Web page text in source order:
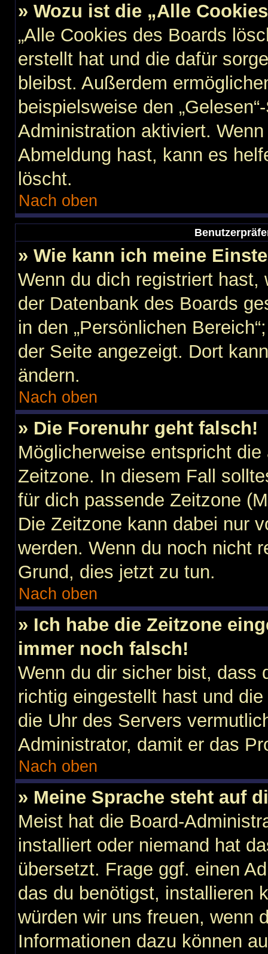
» Wozu ist die „Alle
„Alle Cookies des Boards
erstellt hat und die dafür
bleibst. Außerdem
beispielsweise den
Administration aktiviert.
Abmeldung hast, kann es
löscht.
Nach oben
» Wie kann ich meine
Wenn du dich registriert
der Datenbank des Boards
in den „Persönlichen
der Seite angezeigt. Dort
ändern.
Nach oben
» Die Forenuhr geht falsch!
Möglicherweise entspricht
Zeitzone. In diesem Fall
für dich passende Zeitzone
Die Zeitzone kann dabei nur
werden. Wenn du noch nicht
Grund, dies jetzt zu tun.
Nach oben
» Ich habe die Zeitzone
immer noch falsch!
Wenn du dir sicher bist, dass
richtig eingestellt hast und
die Uhr des Servers
Administrator, damit er das
Nach oben
» Meine Sprache steht auf
Meist hat die Board-
installiert oder niemand hat
übersetzt. Frage ggf. einen
das du benötigst, installieren
würden wir uns freuen, wenn
Informationen dazu können